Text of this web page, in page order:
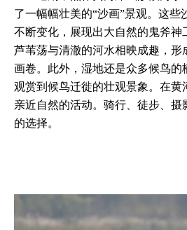
了一幅幅壮美的“沙画”景观。这些
不断变化，展现出大自然的鬼斧神
芦苇荡与清澈的河水相映成趣，形
画卷。此外，湿地还是众多候鸟的
观赏到候鸟迁徙的壮观景象。在黄
亲近自然的活动。骑行、徒步、摄
的选择。